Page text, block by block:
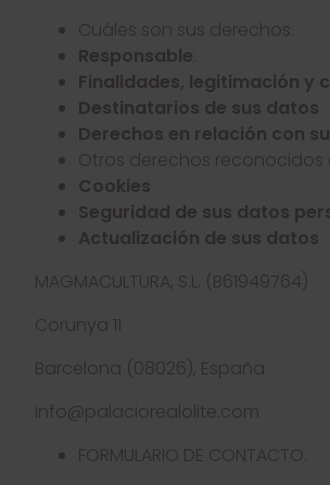
Cuáles son sus derechos.
Responsable
Finalidades, legitimación y
Destinatarios de sus datos
Derechos en relación con
Otros derechos reconocidos
Cookies
Seguridad de sus datos
Actualización de sus datos
MAGMACULTURA, S.L. (B61949764)
Corunya 11
Barcelona (08026), España
info@palaciorealolite.com
FORMULARIO DE CONTACTO.